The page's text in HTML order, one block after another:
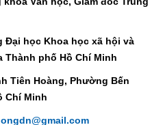
Đại học Khoa học xã hội và
Thành phố Hồ Chí Minh
Tiên Hoàng, Phường Bến
Chí Minh